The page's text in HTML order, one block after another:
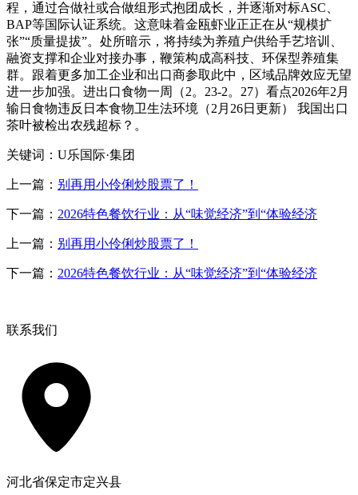
程，通过合做社或合做组形式抱团成长，并逐渐对标ASC、
BAP等国际认证系统。这意味着金瓯虾业正正在从“规模扩
张”“质量提拔”。处所暗示，将持续为养殖户供给手艺培训、
融资支撑和企业对接办事，鞭策构成高科技、环保型养殖集
群。跟着更多加工企业和出口商参取此中，区域品牌效应无望
进一步加强。进出口食物一周（2。23-2。27）看点2026年2月
输日食物违反日本食物卫生法环境（2月26日更新） 我国出口
茶叶被检出农残超标？。
关键词：U乐国际·集团
上一篇： 别再用小伶俐炒股票了！
下一篇： 2026特色餐饮行业：从“味觉经济”到“体验经济
上一篇： 别再用小伶俐炒股票了！
下一篇： 2026特色餐饮行业：从“味觉经济”到“体验经济
联系我们
河北省保定市定兴县